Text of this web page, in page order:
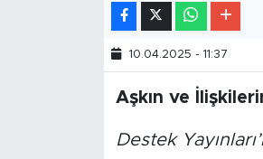
10.04.2025 - 11:37
Aşkın ve
Destek